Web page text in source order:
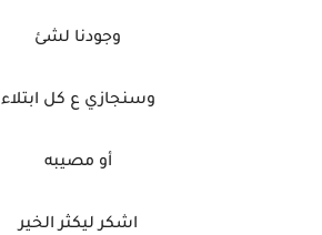
وجودنا لشئ
وسنجازي ع كل ابتلاء
أو مصيبه
اشكر ليكثر الخير